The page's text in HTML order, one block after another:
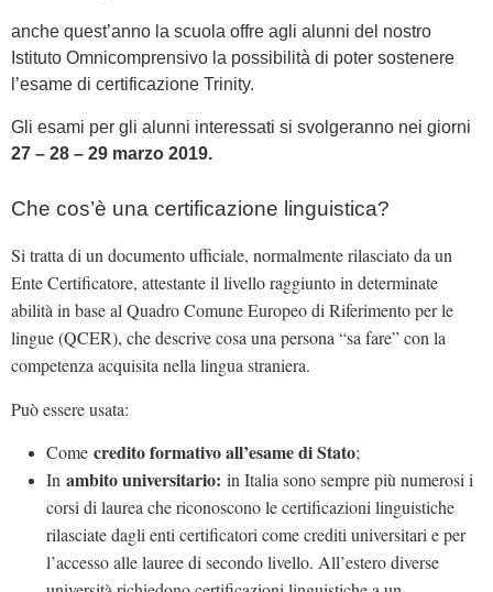
anche quest’anno la scuola offre agli alunni del nostro
Istituto Omnicomprensivo la possibilità di poter sostenere
l’esame di certificazione Trinity.
Gli esami per gli alunni interessati si svolgeranno nei giorni
27 – 28 – 29 marzo 2019.
Che cos’è una certificazione linguistica?
Si tratta di un documento ufficiale, normalmente rilasciato da un
Ente Certificatore, attestante il livello raggiunto in determinate
abilità in base al Quadro Comune Europeo di Riferimento per le
lingue (QCER), che descrive cosa una persona “sa fare” con la
competenza acquisita nella lingua straniera.
Può essere usata:
Come credito formativo all’esame di Stato;
In ambito universitario: in Italia sono sempre più numerosi i
corsi di laurea che riconoscono le certificazioni linguistiche
rilasciate dagli enti certificatori come crediti universitari e per
l’accesso alle lauree di secondo livello. All’estero diverse